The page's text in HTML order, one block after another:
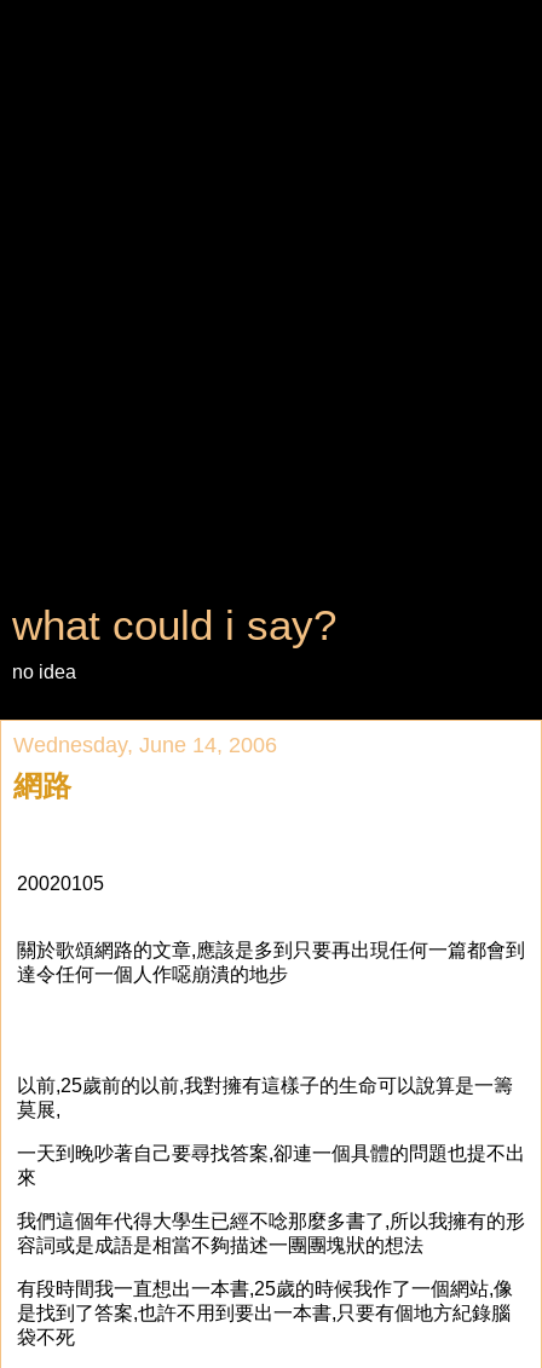
what could i say?
no idea
Wednesday, June 14, 2006
網路
20020105
關於歌頌網路的文章,應該是多到只要再出現任何一篇都會到
達令任何一個人作噁崩潰的地步
以前,25歲前的以前,我對擁有這樣子的生命可以說算是一籌
莫展,
一天到晚吵著自己要尋找答案,卻連一個具體的問題也提不出
來
我們這個年代得大學生已經不唸那麼多書了,所以我擁有的形
容詞或是成語是相當不夠描述一團團塊狀的想法
有段時間我一直想出一本書,25歲的時候我作了一個網站,像
是找到了答案,也許不用到要出一本書,只要有個地方紀錄腦
袋不死